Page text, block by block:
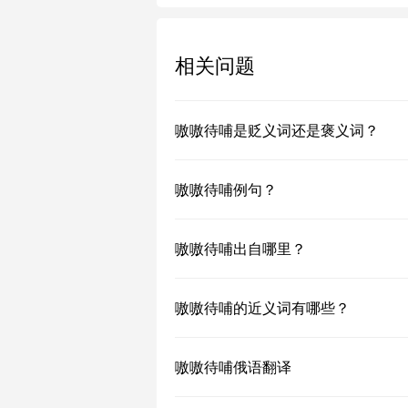
相关问题
嗷嗷待哺是贬义词还是褒义词？
嗷嗷待哺例句？
嗷嗷待哺出自哪里？
嗷嗷待哺的近义词有哪些？
嗷嗷待哺俄语翻译